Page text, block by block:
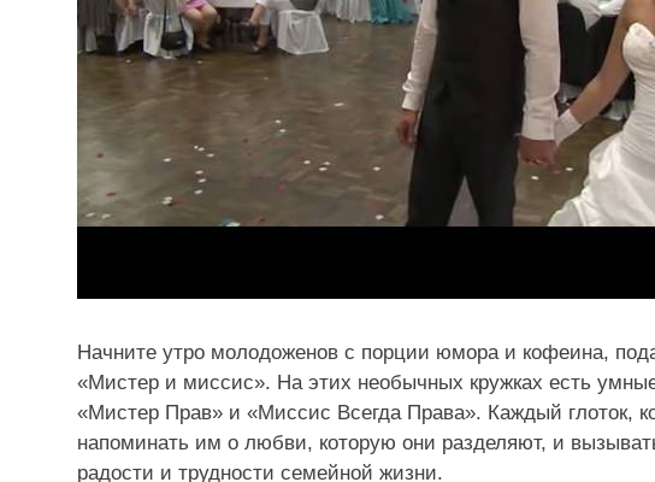
Начните утро молодоженов с порции юмора и кофеина,
«Мистер и миссис». На этих необычных кружках есть
«Мистер Прав» и «Миссис Всегда Права». Каждый глоток,
напоминать им о любви, которую они разделяют, и
радости и трудности семейной жизни.